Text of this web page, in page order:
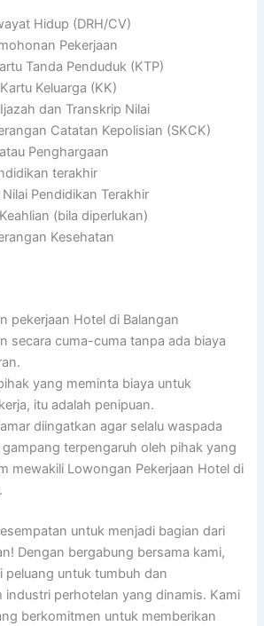
Hidup (DRH/CV)
Pekerjaan
Tanda Penduduk (KTP)
Keluarga (KK)
dan Transkrip Nilai
Catatan Kepolisian (SKCK)
Penghargaan
terakhir
Pendidikan Terakhir
(bila diperlukan)
Kesehatan
pekerjaan Hotel di Balangan
secara cuma-cuma tanpa ada biaya
yang meminta biaya untuk
itu adalah penipuan.
diingatkan agar selalu waspada
terpengaruh oleh pihak yang
mewakili Lowongan Pekerjaan Hotel di
untuk menjadi bagian dari
Dengan bergabung bersama kami,
peluang untuk tumbuh dan
industri perhotelan yang dinamis. Kami
berkomitmen untuk memberikan